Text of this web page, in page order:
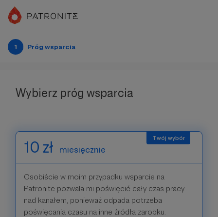
1 Próg wsparcia
Wybierz próg wsparcia
10 zł miesięcznie
Osobiście w moim przypadku wsparcie na
Patronite pozwala mi poświęcić cały czas pracy
nad kanałem, ponieważ odpada potrzeba
poświęcania czasu na inne źródła zarobku.